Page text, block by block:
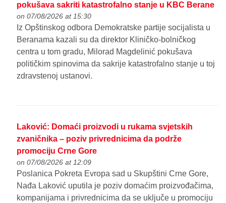
pokušava sakriti katastrofalno stanje u KBC Berane
on 07/08/2026 at 15:30
Iz Opštinskog odbora Demokratske partije socijalista u
Beranama kazali su da direktor Kliničko-bolničkog
centra u tom gradu, Milorad Magdelinić pokušava
političkim spinovima da sakrije katastrofalno stanje u toj
zdravstenoj ustanovi.
Laković: Domaći proizvodi u rukama svjetskih
zvaničnika – poziv privrednicima da podrže
promociju Crne Gore
on 07/08/2026 at 12:09
Poslanica Pokreta Evropa sad u Skupštini Crne Gore,
Nađa Laković uputila je poziv domaćim proizvođačima,
kompanijama i privrednicima da se uključe u promociju